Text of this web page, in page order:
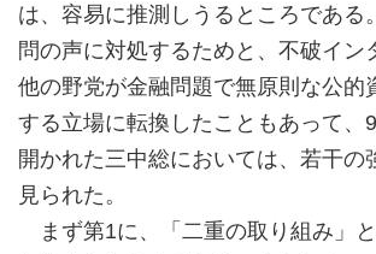
は、容易に推測しうるところである
問の声に対処するためと、不破イン
他の野党が金融問題で無原則な公的
する立場に転換したこともあって、
開かれた三中総においては、若干の
見られた。
まず第1に、「二重の取り組み」